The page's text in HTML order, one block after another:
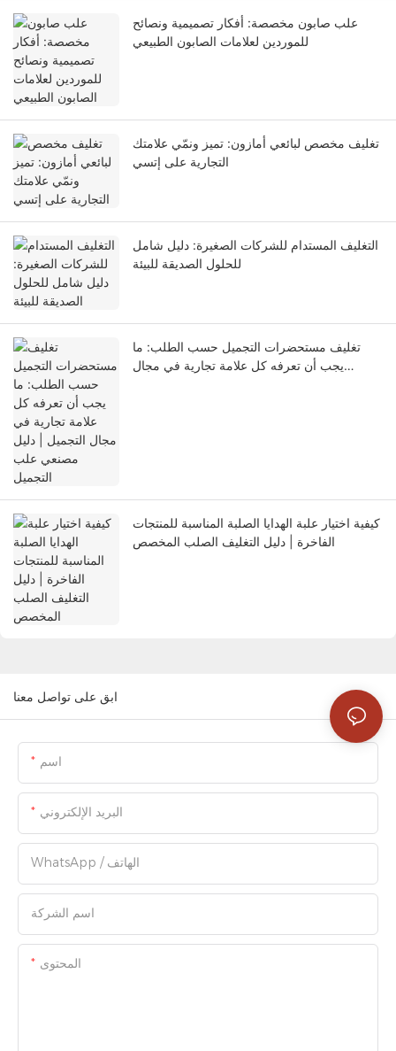
علب صابون مخصصة: أفكار تصميمية ونصائح
للموردين لعلامات الصابون الطبيعي
تغليف مخصص لبائعي أمازون: تميز ونمّي علامتك
التجارية على إتسي
التغليف المستدام للشركات الصغيرة: دليل شامل
للحلول الصديقة للبيئة
تغليف مستحضرات التجميل حسب الطلب: ما
يجب أن تعرفه كل علامة تجارية في مجال
كيفية اختيار علبة الهدايا الصلبة المناسبة للمنتجات
الفاخرة | دليل التغليف الصلب المخصص
ابق على تواصل معنا
اسم
البريد الإلكتروني
WhatsApp / الهاتف
اسم الشركة
المحتوى